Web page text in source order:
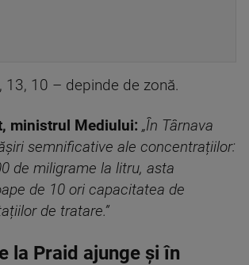
13, 10 – depinde de zonă.
ministrul Mediului: „În Târnava
semnificative ale concentrațiilor:
de miligrame la litru, asta
de 10 ori capacitatea de
de tratare.”
la Praid ajunge și în